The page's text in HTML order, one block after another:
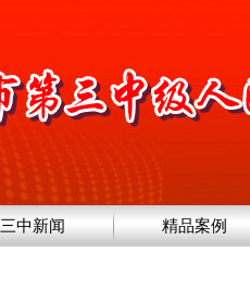
三中新闻 精品案例